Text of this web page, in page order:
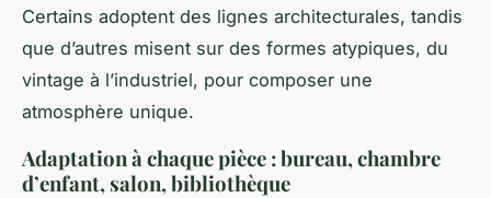
Certains adoptent des lignes architecturales, tandis
que d’autres misent sur des formes atypiques, du
vintage à l’industriel, pour composer une
atmosphère unique.
Adaptation à chaque pièce : bureau, chambre
d’enfant, salon, bibliothèque